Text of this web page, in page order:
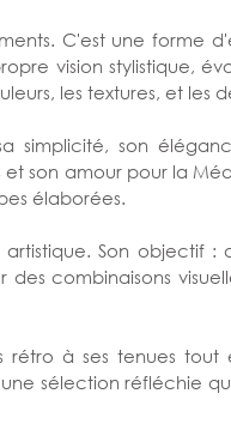
C'est une forme
vision stylistique,
les textures, et les
simplicité, son
son amour pour la
élaborées.
Son objectif :
combinaisons
rétro à ses tenues tout
sélection réfléchie